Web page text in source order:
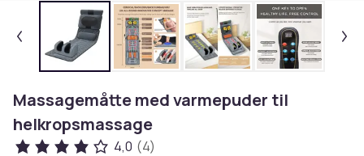
Massagemåtte med varmepuder til
helkropsmassage
4,0 (4)